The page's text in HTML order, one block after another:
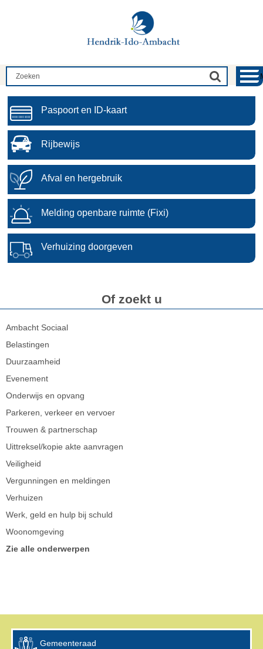
Paspoort en ID-kaart
Rijbewijs
Afval en hergebruik
Melding openbare ruimte (Fixi)
Verhuizing doorgeven
Of zoekt u
Ambacht Sociaal
Belastingen
Duurzaamheid
Evenement
Onderwijs en opvang
Parkeren, verkeer en vervoer
Trouwen & partnerschap
Uittreksel/kopie akte aanvragen
Veiligheid
Vergunningen en meldingen
Verhuizen
Werk, geld en hulp bij schuld
Woonomgeving
Zie alle onderwerpen
Gemeenteraad